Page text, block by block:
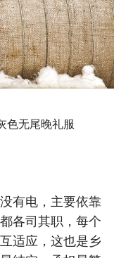
色无尾晚礼服
有电，主要依靠
各司其职，每个
适应，这也是乡